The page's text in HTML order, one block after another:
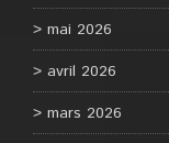
mai 2026
avril 2026
mars 2026